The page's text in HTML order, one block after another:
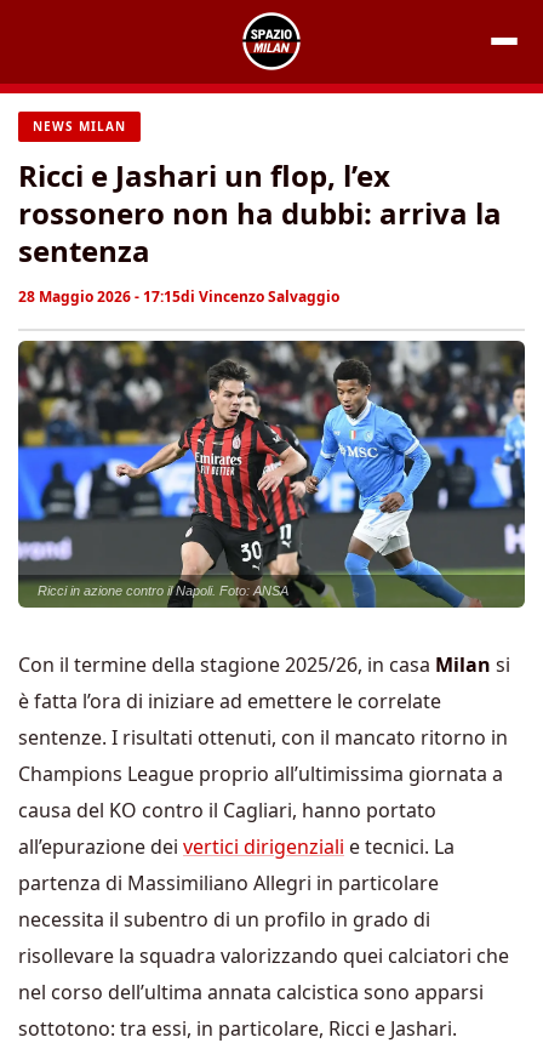
contenuto
NEWS MILAN
Ricci e Jashari un flop, l’ex
rossonero non ha dubbi: arriva la
sentenza
28 Maggio 2026 - 17:15di Vincenzo Salvaggio
Ricci in azione contro il Napoli. Foto: ANSA
Con il termine della stagione 2025/26, in casa Milan si
è fatta l’ora di iniziare ad emettere le correlate
sentenze. I risultati ottenuti, con il mancato ritorno in
Champions League proprio all’ultimissima giornata a
causa del KO contro il Cagliari, hanno portato
all’epurazione dei vertici dirigenziali e tecnici. La
partenza di Massimiliano Allegri in particolare
necessita il subentro di un profilo in grado di
risollevare la squadra valorizzando quei calciatori che
nel corso dell’ultima annata calcistica sono apparsi
sottotono: tra essi, in particolare, Ricci e Jashari.